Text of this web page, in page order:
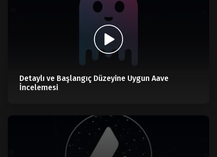
Detaylı ve Başlangıç Düzeyine Uygun Aave
İncelemesi